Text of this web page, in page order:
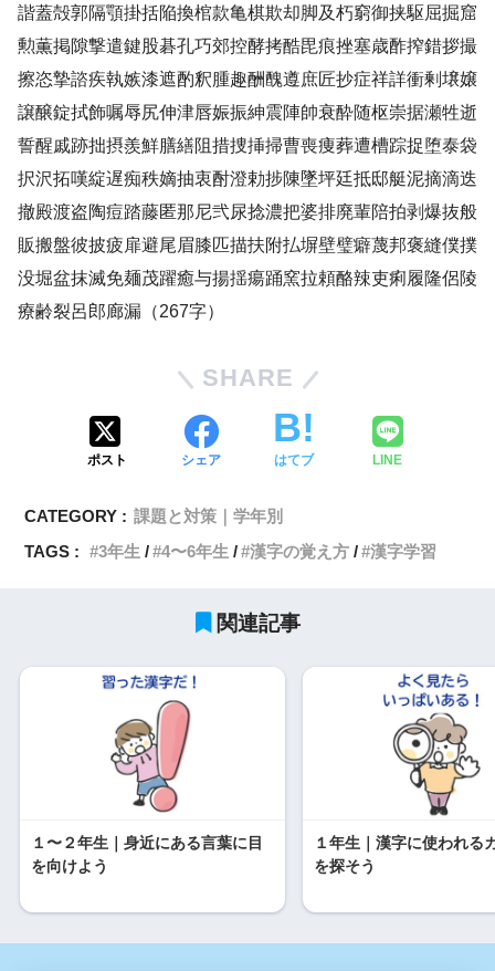
諧蓋殻郭隔顎掛括陥換棺款亀棋欺却脚及朽窮御挟駆屈掘窟
勲薫掲隙撃遣鍵股碁孔巧郊控酵拷酷毘痕挫塞歳酢搾錯拶撮
擦恣摯諮疾執嫉漆遮酌釈腫趣酬醜遵庶匠抄症祥詳衝剰壌嬢
譲醸錠拭飾嘱辱尻伸津唇娠振紳震陣帥衰酔随枢崇据瀬牲逝
誓醒戚跡拙摂羨鮮膳繕阻措捜挿掃曹喪痩葬遭槽踪捉堕泰袋
択沢拓嘆綻遅痴秩嫡抽衷酎澄勅捗陳墜坪廷抵邸艇泥摘滴迭
撤殿渡盗陶痘踏藤匿那尼弐尿捻濃把婆排廃輩陪拍剥爆抜般
販搬盤彼披疲扉避尾眉膝匹描扶附払塀壁璧癖蔑邦褒縫僕撲
没堀盆抹滅免麺茂躍癒与揚揺瘍踊窯拉頼酪辣吏痢履隆侶陵
療齢裂呂郎廊漏（267字）
SHARE
ポスト シェア はてブ LINE
CATEGORY : 課題と対策｜学年別
TAGS :
3年生 4〜6年生 漢字の覚え方 漢字学習
関連記事
１〜２年生｜身近にある言葉に目
を向けよう
１年生｜漢字に使われる
を探そう